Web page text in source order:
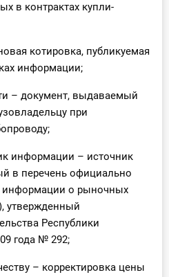
в контрактах купли-
котировка, публикуемая
информации;
– документ, выдаваемый
при
информации – источник
в перечень официально
информации о рыночных
утвержденный
Республики
года № 292;
– корректировка цены